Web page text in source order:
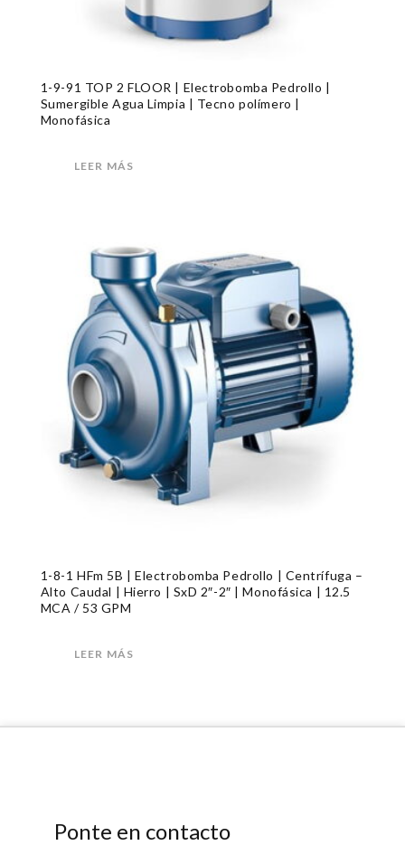
1-9-91 TOP 2 FLOOR | Electrobomba Pedrollo |
Sumergible Agua Limpia | Tecno polímero |
Monofásica
LEER MÁS
1-8-1 HFm 5B | Electrobomba Pedrollo | Centrífuga –
Alto Caudal | Hierro | SxD 2″-2″ | Monofásica | 12.5
MCA / 53 GPM
LEER MÁS
Ponte en contacto